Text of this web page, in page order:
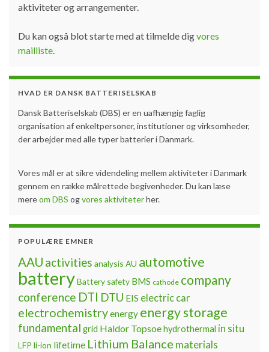
aktiviteter og arrangementer.
Du kan også blot starte med at tilmelde digvores
mailliste
HVAD ER DANSK BATTERISELSKAB
Dansk Batteriselskab (DBS) er en uafhængig faglig
organisation af enkeltpersoner, institutioner og virksomheder,
der arbejder med alle typer batterier i Danmark.
Vores mål er at sikre videndeling mellem aktiviteter i Danmark
gennem en række målrettede begivenheder. Du kan læse
mereom DBS ogvores aktiviteterher.
POPULÆRE EMNER
AAU activities analysis AU automotive
batteryBattery safety BMS cathode company
conference DTI DTU EIS electric car
electrochemistryenergy energy storage
fundamental grid Haldor Topsoehydrothermal in situ
LFP li-ion lifetime Lithium Balance materials